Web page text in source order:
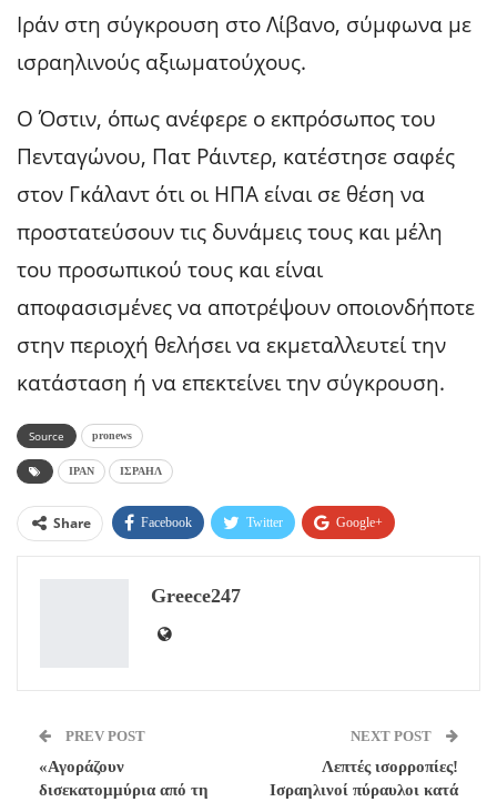
Ιράν στη σύγκρουση στο Λίβανο, σύμφωνα με
ισραηλινούς αξιωματούχους.
Ο Όστιν, όπως ανέφερε ο εκπρόσωπος του
Πενταγώνου, Πατ Ράιντερ, κατέστησε σαφές
στον Γκάλαντ ότι οι ΗΠΑ είναι σε θέση να
προστατεύσουν τις δυνάμεις τους και μέλη
του προσωπικού τους και είναι
αποφασισμένες να αποτρέψουν οποιονδήποτε
στην περιοχή θελήσει να εκμεταλλευτεί την
κατάσταση ή να επεκτείνει την σύγκρουση.
Source pronews
ΙΡΑΝ ΙΣΡΑΗΛ
Share Facebook Twitter Google+
Greece247
PREV POST
«Αγοράζουν
δισεκατομμύρια από τη
NEXT POST
Λεπτές ισορροπίες!
Ισραηλινοί πύραυλοι κατά